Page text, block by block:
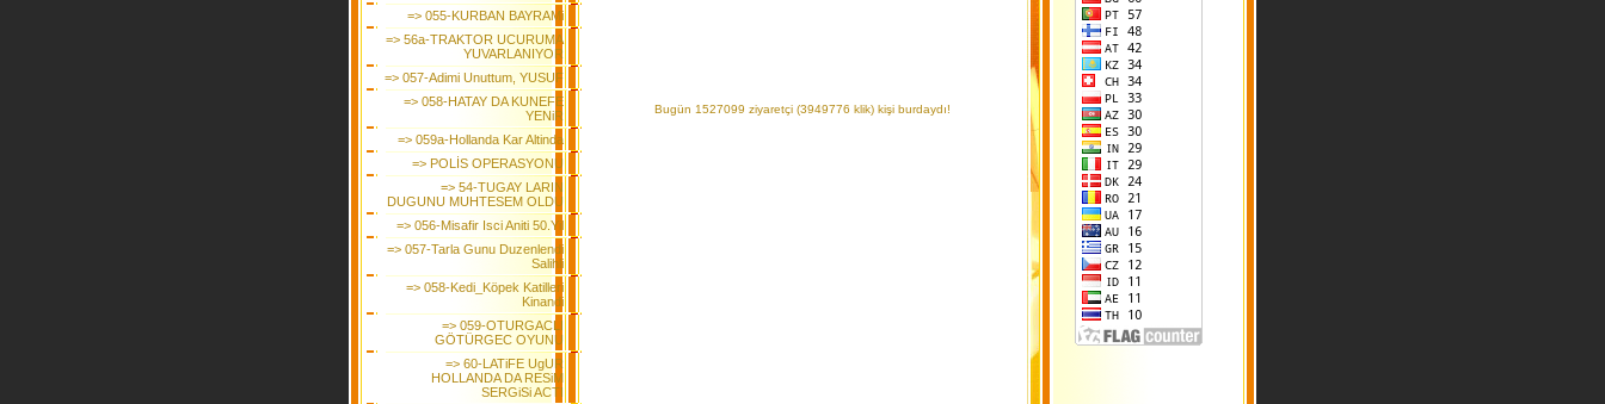
=> 055-KURBAN BAYRAMi
=> 56a-TRAKTOR UCURUMA
YUVARLANIYOR
=> 057-Adimi Unuttum, YUSUF
=> 058-HATAY DA KUNEFE
YENiR
=> 059a-Hollanda Kar Altinda
=> POLİS OPERASYONU
=> 54-TUGAY LARIN
DUGUNU MUHTESEM OLDU
=> 056-Misafir Isci Aniti 50.Yil
=> 057-Tarla Gunu Duzenlendi
Salihli
=> 058-Kedi_Köpek Katilleri
Kinandi
=> 059-OTURGACLI
GÖTÜRGEC OYUNU
=> 60-LATiFE UgUR
HOLLANDA DA RESiM
SERGiSi ACTI
Bugün 1527099 ziyaretçi (3949776 klik) kişi burdaydı!